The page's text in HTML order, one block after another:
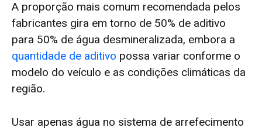
A proporção mais comum recomendada pelos
fabricantes gira em torno de 50% de aditivo
para 50% de água desmineralizada, embora a
quantidade de aditivo possa variar conforme o
modelo do veículo e as condições climáticas da
região.
Usar apenas água no sistema de arrefecimento